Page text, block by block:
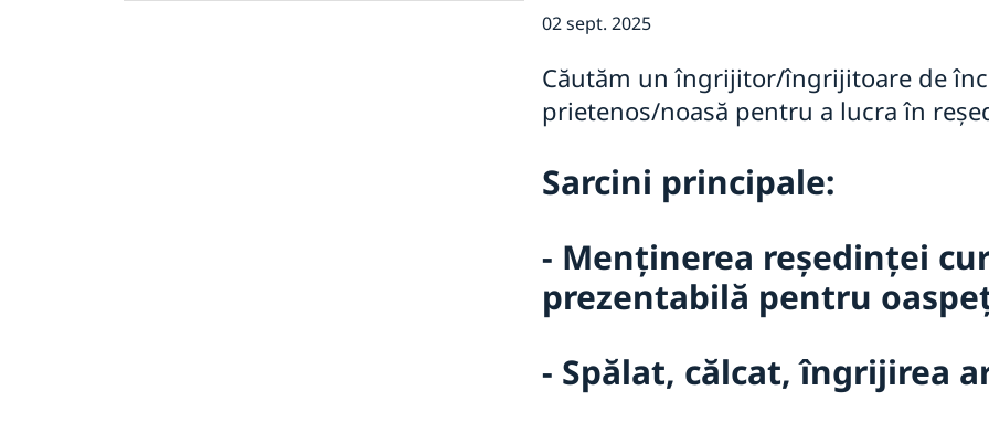
02 sept. 2025
Căutăm un îngrijitor/îngrijitoare de
prietenos/noasă pentru a lucra în
Sarcini principale:
- Menținerea reședinței
prezentabilă pentru
- Spălat, călcat, îngrijirea